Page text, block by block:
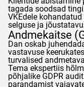
tagada soodsad
VKEdele
selguse ja
Andmekaitse (
Dan oskab
vastavuse
turvalised
Tema ekspertiis
põhjalike GDPR
parandamist